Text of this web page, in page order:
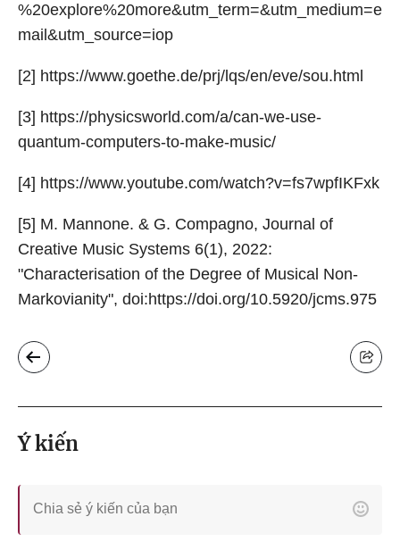
%20explore%20more&utm_term=&utm_medium=e
mail&utm_source=iop
[2] https://www.goethe.de/prj/lqs/en/eve/sou.html
[3] https://physicsworld.com/a/can-we-use-
quantum-computers-to-make-music/
[4] https://www.youtube.com/watch?v=fs7wpfIKFxk
[5] M. Mannone. & G. Compagno, Journal of
Creative Music Systems 6(1), 2022:
"Characterisation of the Degree of Musical Non-
Markovianity", doi:https://doi.org/10.5920/jcms.975
Ý kiến